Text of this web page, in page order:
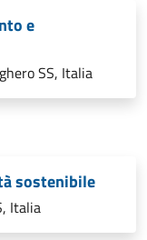
e
SS, Italia
sostenibile
Italia